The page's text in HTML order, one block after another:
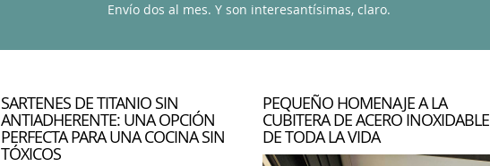
Envío dos al mes. Y son interesantísimas, claro.
SARTENES DE TITANIO SIN
ANTIADHERENTE: UNA OPCIÓN
PERFECTA PARA UNA COCINA SIN
TÓXICOS
PEQUEÑO HOMENAJE A LA
CUBITERA DE ACERO INOXIDABLE
DE TODA LA VIDA